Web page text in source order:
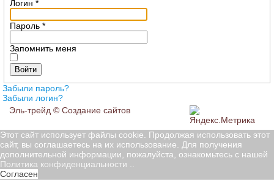
Логин *
Пароль *
Запомнить меня
Войти
Забыли пароль?
Забыли логин?
Эль-трейд © Создание сайтов
Этот сайт использует файлы cookie. Продолжая использовать этот
сайт, вы соглашаетесь на их использование. Для получения
дополнительной информации, пожалуйста, ознакомьтесь с нашей
Политика конфиденциальности
Согласен